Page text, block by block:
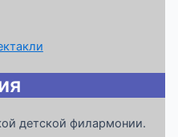
детской филармонии.